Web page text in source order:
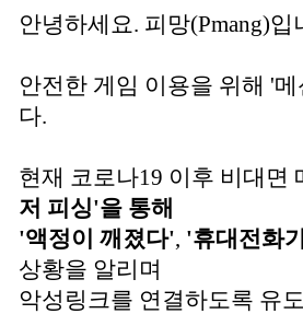
안녕하세요. 피망(Pmang)입
안전한 게임 이용을 위해 '
다.
현재 코로나19 이후 비대면
저 피싱'을 통해
'액정이 깨졌다', '휴대전화
상황을 알리며
악성링크를 연결하도록 유